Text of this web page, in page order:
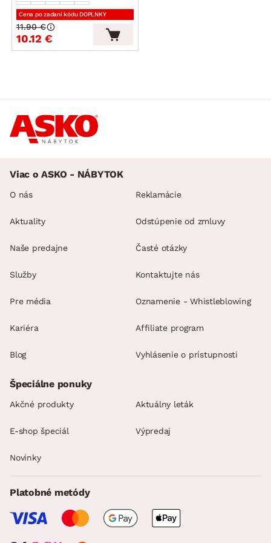
Cena po zadaní kódu DOPLNKY
10.12 €
11.90 €
Viac o ASKO - NÁBYTOK
O nás
Aktuality
Naše predajne
Služby
Pre média
Kariéra
Blog
Reklamácie
Odstúpenie od zmluvy
Časté otázky
Kontaktujte nás
Oznamenie - Whistleblowing
Affiliate program
Vyhlásenie o prístupnosti
Špeciálne ponuky
Akčné produkty Aktuálny leták
E-shop špeciál Výpredaj
Novinky
Platobné metódy